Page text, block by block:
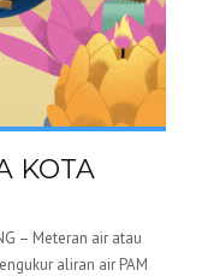
KOTA
– Meteran air atau
aliran air PAM